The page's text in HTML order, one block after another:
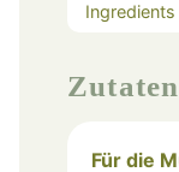
Ingredients
Zutaten
Für die